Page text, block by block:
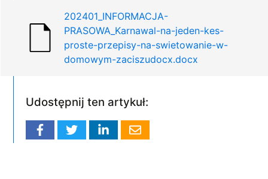
202401_INFORMACJA-
PRASOWA_Karnawal-na-jeden-kes-
proste-przepisy-na-swietowanie-w-
domowym-zaciszudocx.docx
Udostępnij ten artykuł: